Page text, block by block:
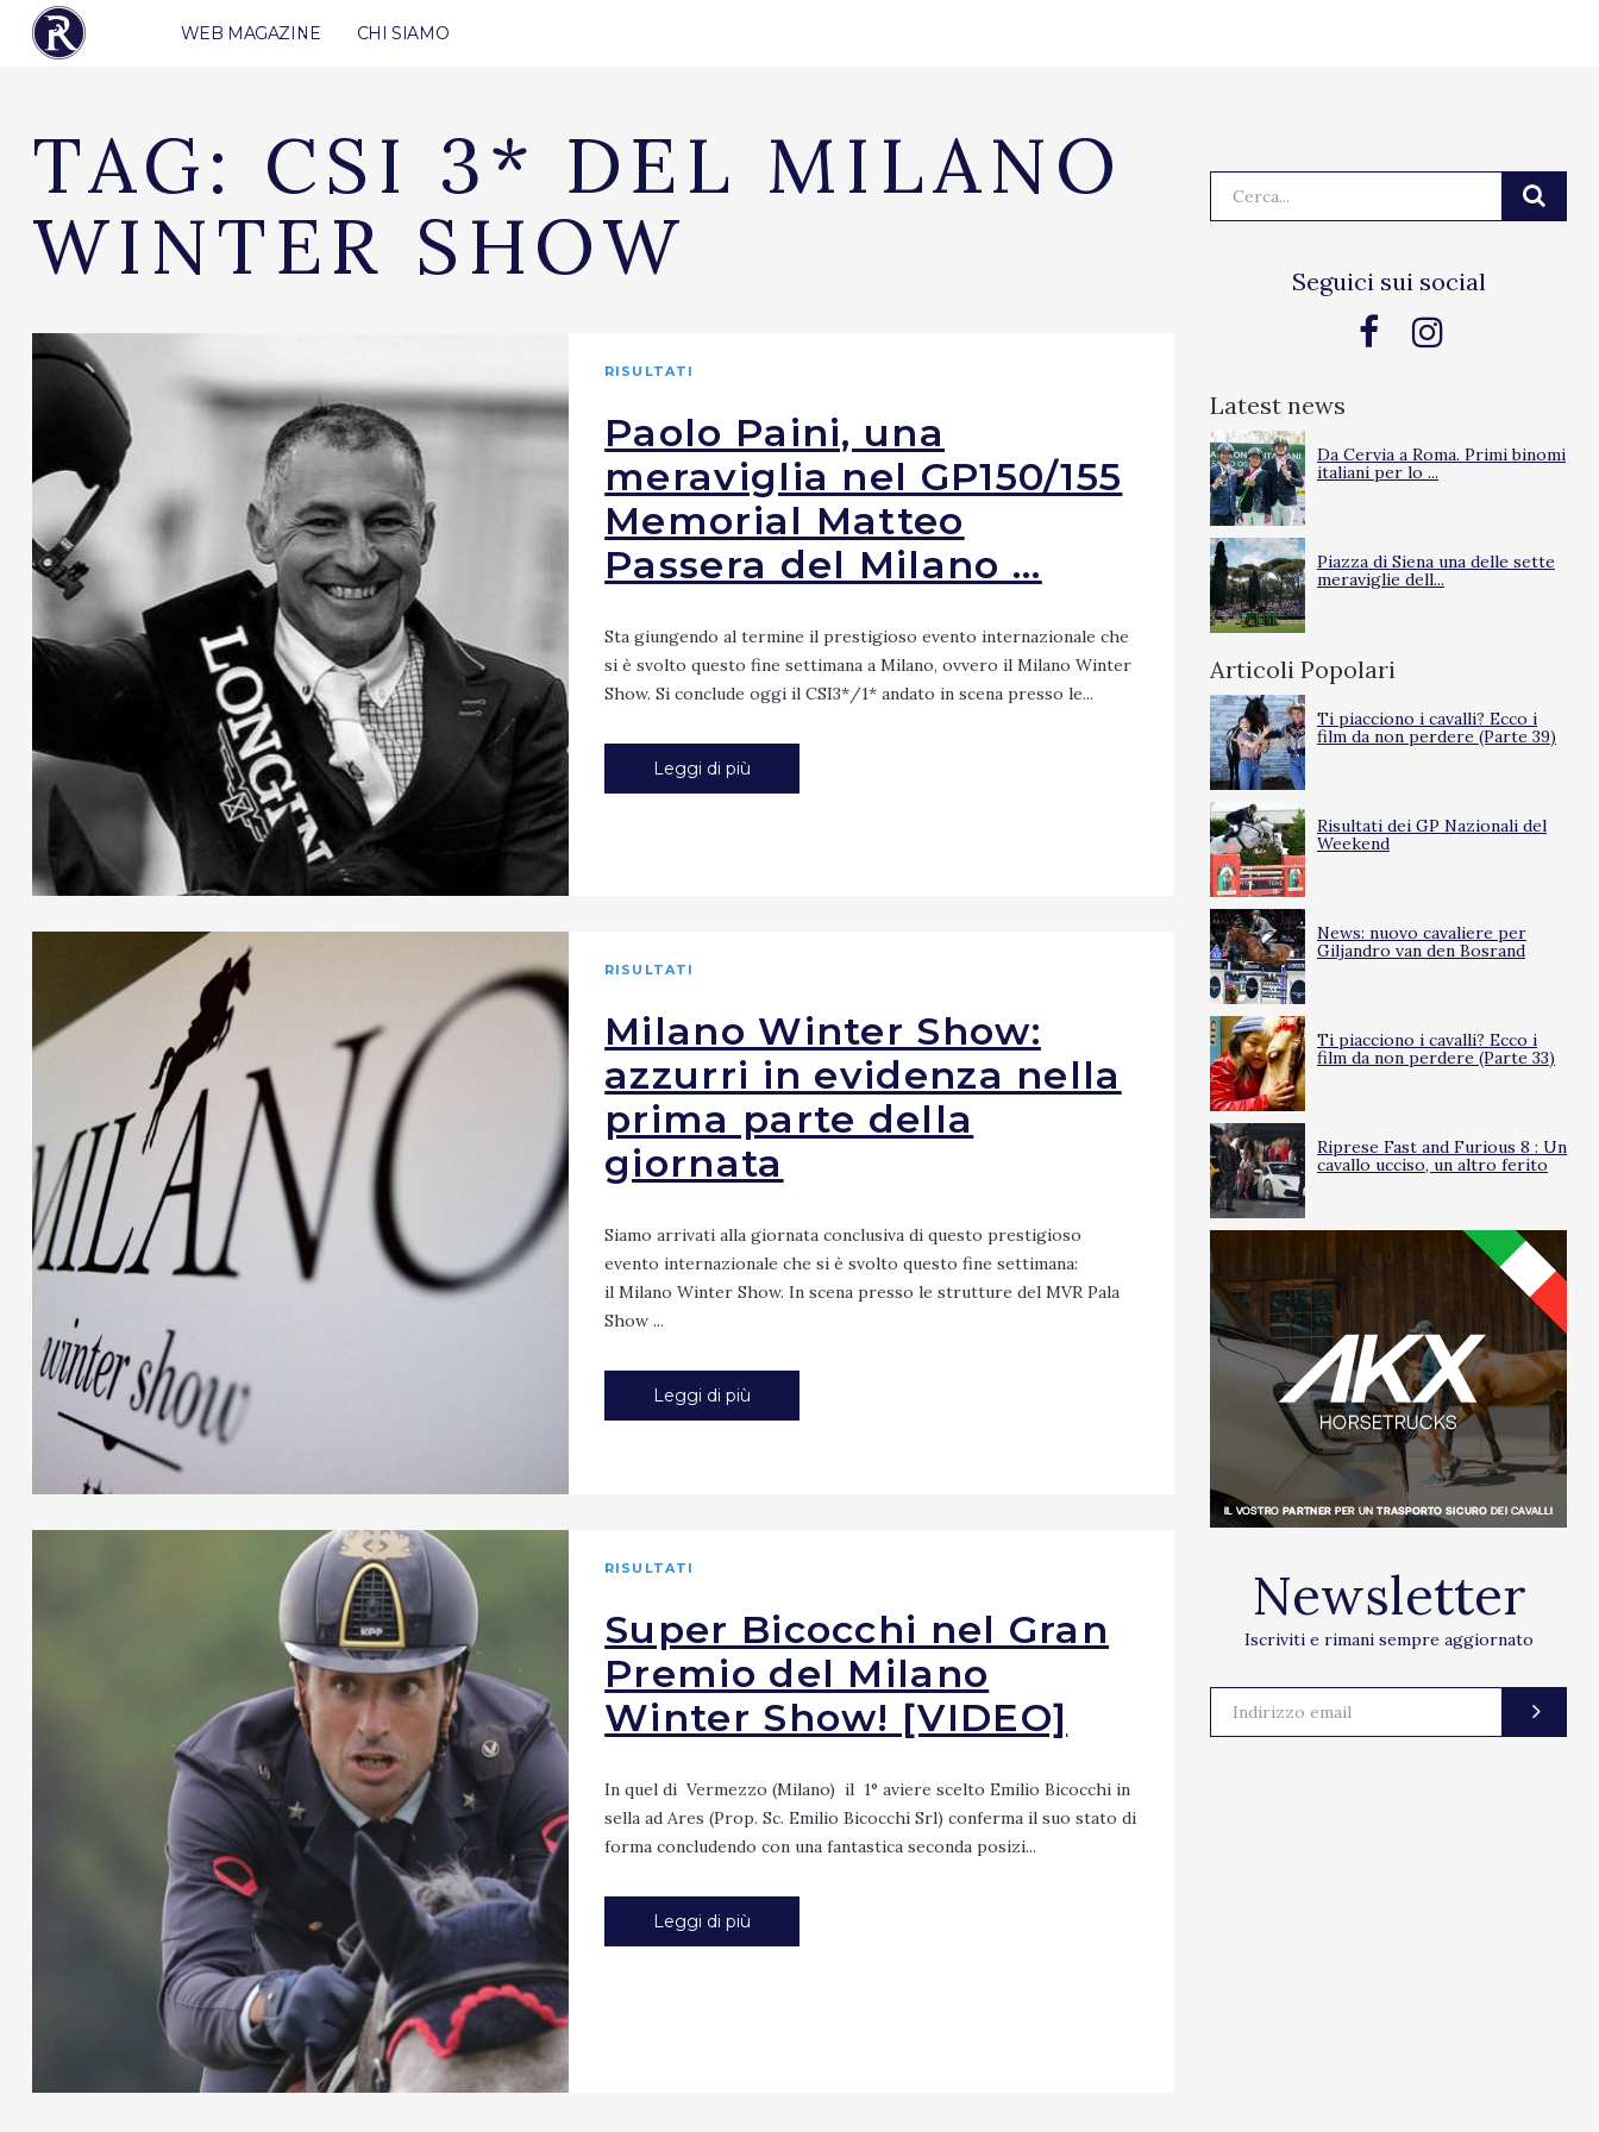
WEB MAGAZINE CHI SIAMO
TAG: CSI 3* DEL MILANO
WINTER SHOW
RISULTATI
Paolo Paini, una
meraviglia nel GP150/155
Memorial Matteo
Passera del Milano ...
Sta giungendo al termine il prestigioso evento internazionale che
si è svolto questo fine settimana a Milano, ovvero il Milano Winter
Show. Si conclude oggi il CSI3*/1* andato in scena presso le...
Leggi di più
RISULTATI
Milano Winter Show:
azzurri in evidenza nella
prima parte della
giornata
Siamo arrivati alla giornata conclusiva di questo prestigioso
evento internazionale che si è svolto questo fine settimana:
il Milano Winter Show. In scena presso le strutture del MVR Pala
Show ...
Leggi di più
RISULTATI
Super Bicocchi nel Gran
Premio del Milano
Winter Show! [VIDEO]
In quel di Vermezzo (Milano) il 1° aviere scelto Emilio Bicocchi in
sella ad Ares (Prop. Sc. Emilio Bicocchi Srl) conferma il suo stato di
forma concludendo con una fantastica seconda posizi...
Leggi di più
Seguici sui social
Latest news
Da Cervia a Roma. Primi binomi
italiani per lo ...
Piazza di Siena una delle sette
meraviglie dell...
Articoli Popolari
Ti piacciono i cavalli? Ecco i
film da non perdere (Parte 39)
Risultati dei GP Nazionali del
Weekend
News: nuovo cavaliere per
Giljandro van den Bosrand
Ti piacciono i cavalli? Ecco i
film da non perdere (Parte 33)
Riprese Fast and Furious 8 : Un
cavallo ucciso, un altro ferito
Newsletter
Iscriviti e rimani sempre aggiornato